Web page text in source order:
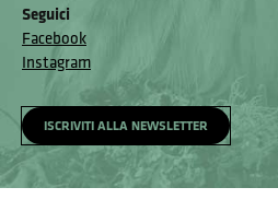
Seguici
Facebook
Instagram
ISCRIVITI ALLA NEWSLETTER